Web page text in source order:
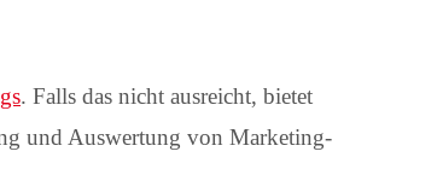
. Falls das nicht ausreicht, bietet
und Auswertung von Marketing-